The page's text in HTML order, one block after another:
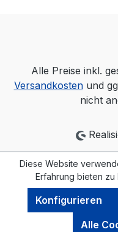
Alle Preise inkl.
Versandkostenund
nicht
Diese Website
Erfahrung bieten zu
Konfigurieren
Alle